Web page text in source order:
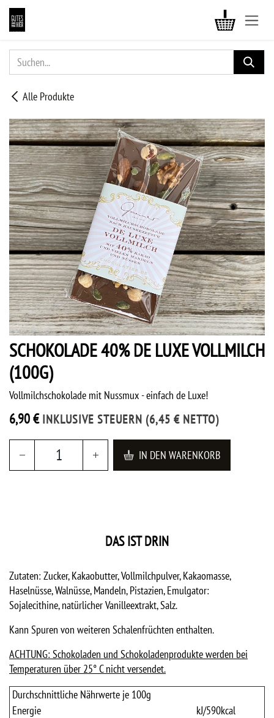
ZUM INHALT SPRINGEN
Alle Produkte
SCHOKOLADE 40% DE LUXE VOLLMILCH
(100G)
Vollmilchschokolade mit Nussmux - einfach de Luxe!
6,90€ INKLUSIVE STEUERN (6,45 € NETTO)
IN DEN WARENKORB
DAS IST DRIN
Zutaten: Zucker, Kakaobutter, Vollmilchpulver, Kakaomasse,
Haselnüsse, Walnüsse, Mandeln, Pistazien, Emulgator:
Sojalecithine, natürlicher Vanilleextrakt, Salz.
Kann Spuren von weiteren Schalenfrüchten enthalten.
ACHTUNG: Schokoladen und Schokoladenprodukte werden bei
Temperaturen über 25° C nicht versendet.
Durchschnittliche Nährwerte je 100g
Energie
kJ/590kcal